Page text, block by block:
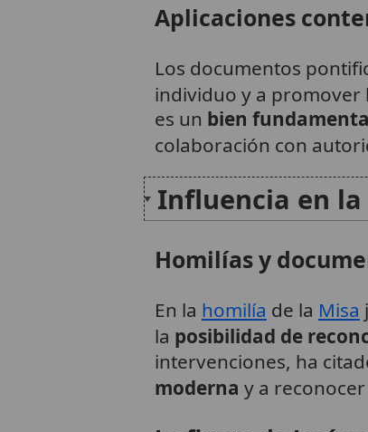
Aplicaciones
Los documentos
individuo y a promover
es un bien
colaboración con
Influencia en
Homilías y
En la homilía de la Misa
la posibilidad de
intervenciones, ha
moderna y a